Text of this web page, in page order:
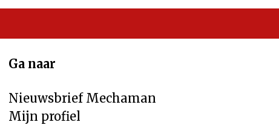
Ga naar
Nieuwsbrief Mechaman
Mijn profiel